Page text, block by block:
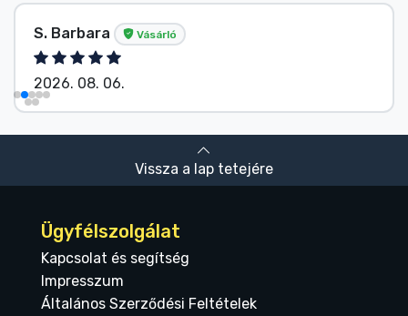
S. Barbara Vásárló
2026. 08. 06.
Vissza a lap tetejére
Ügyfélszolgálat
Kapcsolat és segítség
Impresszum
Általános Szerződési Feltételek